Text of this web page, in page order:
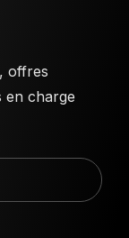
offres
en charge